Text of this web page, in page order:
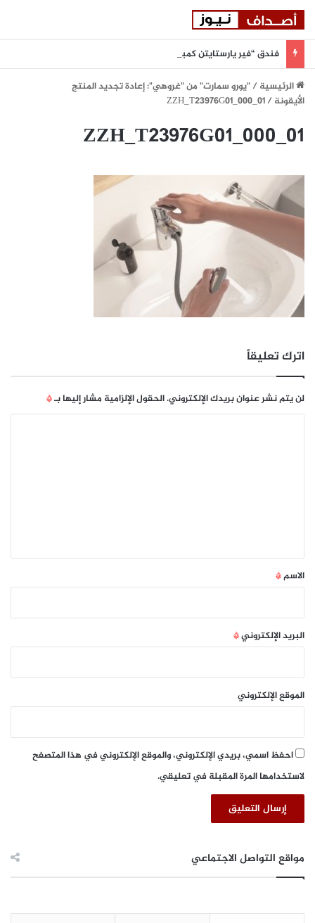
الرئيسية/"يورو سمارت" من "غروهي": إعادة تجديد المنتج
الأيقونة/
ZZH_T23976G01_000_01
ZZH_T23976G01_000_01
اترك تعليقاً
لن يتم نشر عنوان بريدك الإلكتروني.الحقول الإلزامية مشار إليها بـ*
*
الاسم*
البريد الإلكتروني*
الموقع الإلكتروني
احفظ اسمي، بريدي الإلكتروني، والموقع الإلكتروني في هذا المتصفح
لاستخدامها المرة المقبلة في تعليقي.
مواقع التواصل الاجتماعي